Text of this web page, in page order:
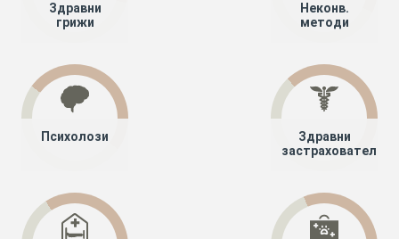
Здравни
грижи
Неконв.
методи
Психолози
Здравни
застрахователи